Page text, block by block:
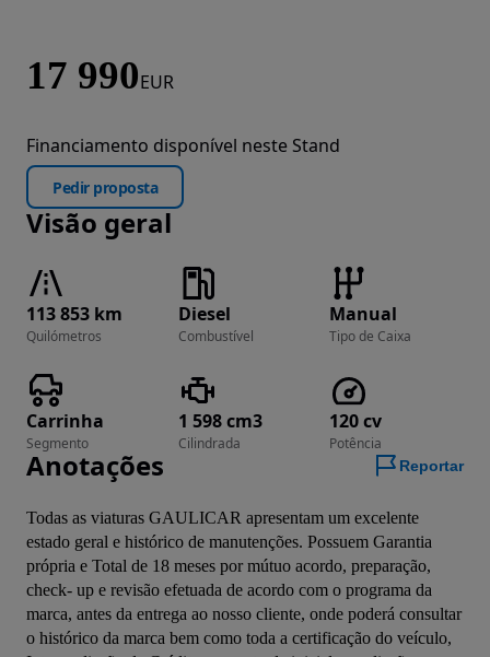
17 990EUR
Financiamento disponível neste Stand
Pedir proposta
Visão geral
113 853 km
Quilómetros
Diesel
Combustível
Manual
Tipo de Caixa
Carrinha
Segmento
1 598 cm3
Cilindrada
120 cv
Potência
Anotações Reportar
Todas as viaturas GAULICAR apresentam um excelente
estado geral e histórico de manutenções. Possuem Garantia
própria e Total de 18 meses por mútuo acordo, preparação,
check- up e revisão efetuada de acordo com o programa da
marca, antes da entrega ao nosso cliente, onde poderá consultar
o histórico da marca bem como toda a certificação do veículo,